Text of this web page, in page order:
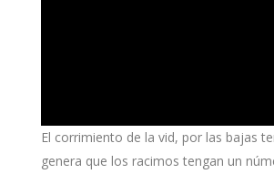
El corrimiento de la vid, por las bajas
genera que los racimos tengan un